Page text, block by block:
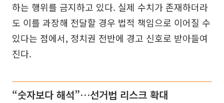
하는 행위를 금지하고 있다. 실제 수치가 존재하더라
도 이를 과장해 전달할 경우 법적 책임으로 이어질 수
있다는 점에서, 정치권 전반에 경고 신호로 받아들여
진다.
“숫자보다 해석”…선거법 리스크 확대